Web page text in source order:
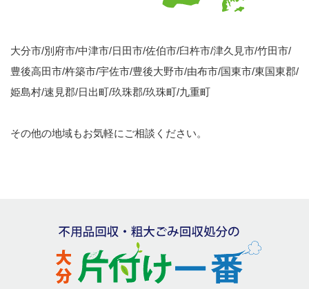
大分市/別府市/中津市/日田市/佐伯市/臼杵市/津久見市/竹田市/
豊後高田市/杵築市/宇佐市/豊後大野市/由布市/国東市/東国東郡/
姫島村/速見郡/日出町/玖珠郡/玖珠町/九重町
その他の地域もお気軽にご相談ください。